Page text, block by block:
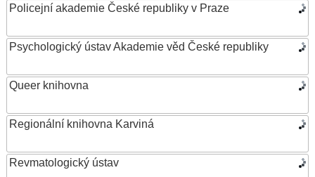
Policejní akademie České republiky v Praze
Psychologický ústav Akademie věd České republiky
Queer knihovna
Regionální knihovna Karviná
Revmatologický ústav